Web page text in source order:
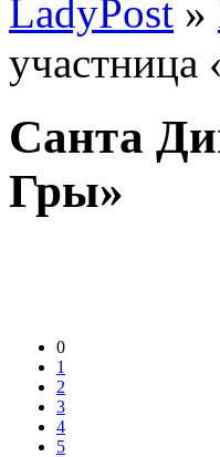
LadyPost »
Санта
Гры»
0
1
2
3
4
5